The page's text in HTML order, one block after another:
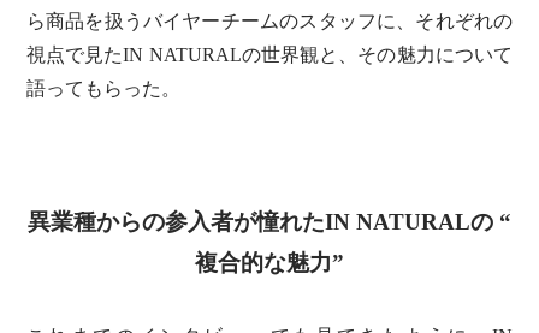
ら商品を扱うバイヤーチームのスタッフに、それぞれの
視点で見たIN NATURALの世界観と、その魅力について
語ってもらった。
異業種からの参入者が憧れたIN NATURALの “
複合的な魅力”